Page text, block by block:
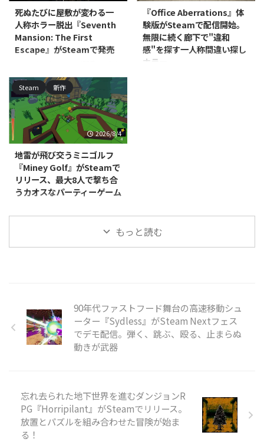
ゲーセンシム）』の体験版が公開
されました。対応プラットフォー
ムはWindowsで、本編は早期ア
クセスとしての発売が予定されて
いう段階です。 本作はレトロな
ゲームセンターを一から築き上げ
ていく経営シミュレーショ ...
Keeper (島の守護者)』のデモ版が
公開されました。本編の発売時期
は2026年を予定しており、発売
前の段階ですが、ひと足先にゲー
ムの雰囲気を体験できます。 本
死ぬたびに屋敷が変わる一
人称ホラー脱出『Seventh
Mansion: The First
Escape』がSteamで発売
リッシングを手がける、
PC（Steam）向け一人称心理ホ
ラー脱出アドベンチャー
『Seventh Mansion: The First
Escape』が2026年7月29日に発
売されました。価格は395円で
す。 本作は、不気味な屋敷に閉
じ込められた主人公が脱出方法を
探る、一人称視点の脱出ホラーゲ
ームです。プレイヤーはパズルを
解きながら屋敷を探索し、徘徊す
「Wicked Nuns」の目を逃れて生
存を目指します。死は単なるゲー
『Office Aberrations』体
験版がSteamで配信開始。
無限に続く廊下で"違和
感"を探す一人称間違い探し
ホラー
を細部まで観察し、通常の光景に
紛れ込んだ"アベレーション（異
Steam 新作
2026/8/4
地雷が飛び交うミニゴルフ
『Miney Golf』がSteamで
リリース、最大8人で撃ち合
うカオスなパーティーゲーム
するPC（Steam）向けカジュア
ルミニゴルフ戦略ゲーム『Miney
ルフです。物理演算に基づいたボ
ールの動きを利用しつつ、地雷を
使って地形を破壊したり対戦相手
を妨害したりしながらホールを進
もっと読む
90年代ファストフード舞台の高速移動シュ
ーター『Sydless』がSteam Nextフェス
でデモ配信。弾く、跳ぶ、殴る、止まらぬ
動きが武器
忘れ去られた地下世界を進むダンジョンR
PG『Horripilant』がSteamでリリース。
放置とパズルを組み合わせた冒険が始ま
る！